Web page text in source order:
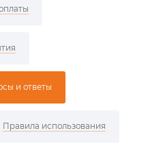
и ответы
Правила использования